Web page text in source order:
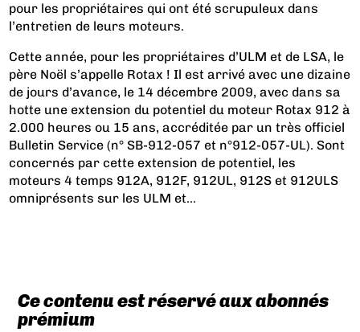
pour les propriétaires qui ont été scrupuleux dans
l’entretien de leurs moteurs.
Cette année, pour les propriétaires d’ULM et de LSA, le
père Noël s’appelle Rotax ! Il est arrivé avec une dizaine
de jours d’avance, le 14 décembre 2009, avec dans sa
hotte une extension du potentiel du moteur Rotax 912 à
2.000 heures ou 15 ans, accréditée par un très officiel
Bulletin Service (n° SB-912-057 et n°912-057-UL). Sont
concernés par cette extension de potentiel, les
moteurs 4 temps 912A, 912F, 912UL, 912S et 912ULS
omniprésents sur les ULM et...
Ce contenu est réservé aux abonnés
prémium